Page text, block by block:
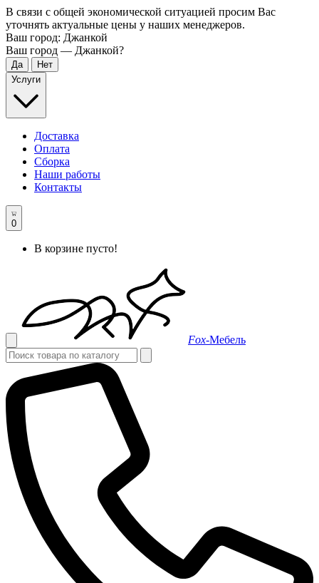
В связи с общей экономической ситуацией просим Вас
уточнять актуальные цены у наших менеджеров.
Ваш город: Джанкой
Ваш город — Джанкой?
Услуги
Доставка
Оплата
Сборка
Наши работы
Контакты
0
В корзине пусто!
Fox-Мебель